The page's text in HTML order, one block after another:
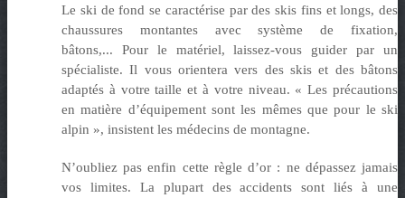
Le ski de fond se caractérise par des skis fins et longs, des
chaussures montantes avec système de fixation,
bâtons,... Pour le matériel, laissez-vous guider par un
spécialiste. Il vous orientera vers des skis et des bâtons
adaptés à votre taille et à votre niveau. « Les précautions
en matière d’équipement sont les mêmes que pour le ski
alpin », insistent les médecins de montagne.
N’oubliez pas enfin cette règle d’or : ne dépassez jamais
vos limites. La plupart des accidents sont liés à une